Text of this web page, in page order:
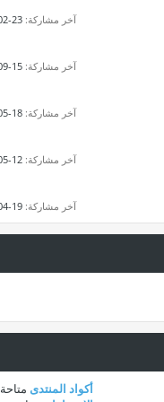
آخر مشاركة:
آخر مشاركة:
آخر مشاركة:
آخر مشاركة:
آخر مشاركة:
أكواد المنتدى متاحة